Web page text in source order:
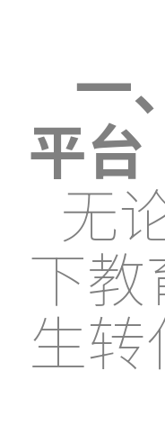
一
平台
无
下
生